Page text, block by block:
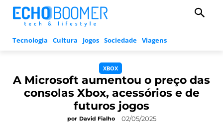
Tecnologia Cultura Jogos Sociedade Viagens
XBOX
A Microsoft aumentou o preço das
consolas Xbox, acessórios e de
futuros jogos
por David Fialho 02/05/2025